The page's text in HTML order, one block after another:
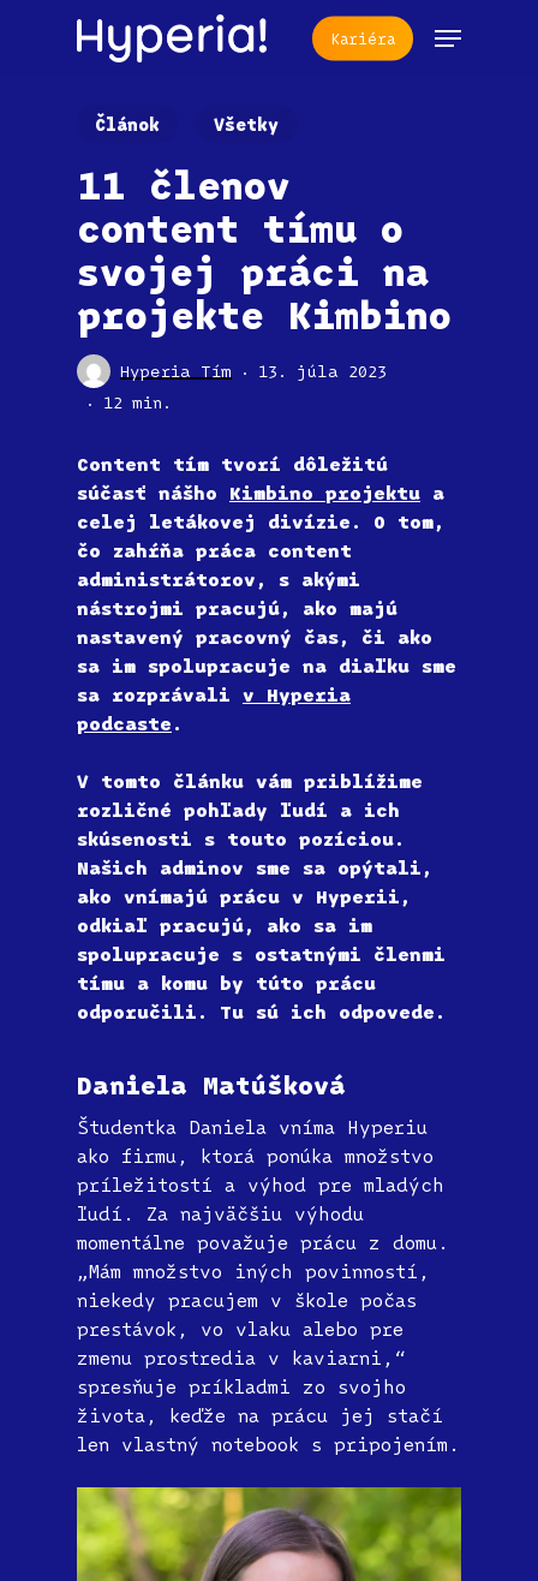
Kariéra Menu
Článok Všetky
11 členov
content tímu o
svojej práci na
projekte Kimbino
Hyperia Tím
13. júla 2023
12 min.
Content tím tvorí dôležitú
súčasť nášho Kimbino projektu a
celej letákovej divízie. O tom,
čo zahŕňa práca content
administrátorov, s akými
nástrojmi pracujú, ako majú
nastavený pracovný čas, či ako
sa im spolupracuje na diaľku sme
sa rozprávali v Hyperia
podcaste .
V tomto článku vám priblížime
rozličné pohľady ľudí a ich
skúsenosti s touto pozíciou.
Našich adminov sme sa opýtali,
ako vnímajú prácu v Hyperii,
odkiaľ pracujú, ako sa im
spolupracuje s ostatnými členmi
tímu a komu by túto prácu
odporučili. Tu sú ich odpovede.
Daniela Matúšková
Študentka Daniela vníma Hyperiu
ako firmu, ktorá ponúka množstvo
príležitostí a výhod pre mladých
ľudí. Za najväčšiu výhodu
momentálne považuje prácu z domu.
„Mám množstvo iných povinností,
niekedy pracujem v škole počas
prestávok, vo vlaku alebo pre
zmenu prostredia v kaviarni,“
spresňuje príkladmi zo svojho
života, keďže na prácu jej stačí
len vlastný notebook s pripojením.